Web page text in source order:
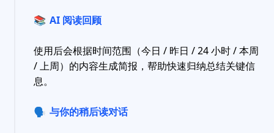
📚 AI 阅读回顾
使用后会根据时间范围（今日 / 昨日 / 24 小时 / 本周
/ 上周）的内容生成简报，帮助快速归纳总结关键信
息。
🗣 与你的稍后读对话